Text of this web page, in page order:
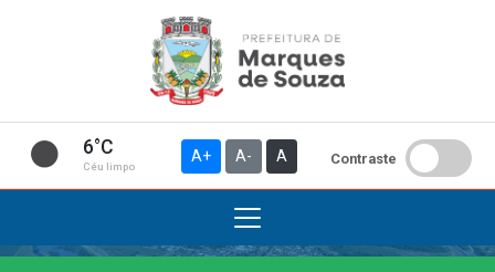
6°C
Céu limpo
A+ A- A Contraste